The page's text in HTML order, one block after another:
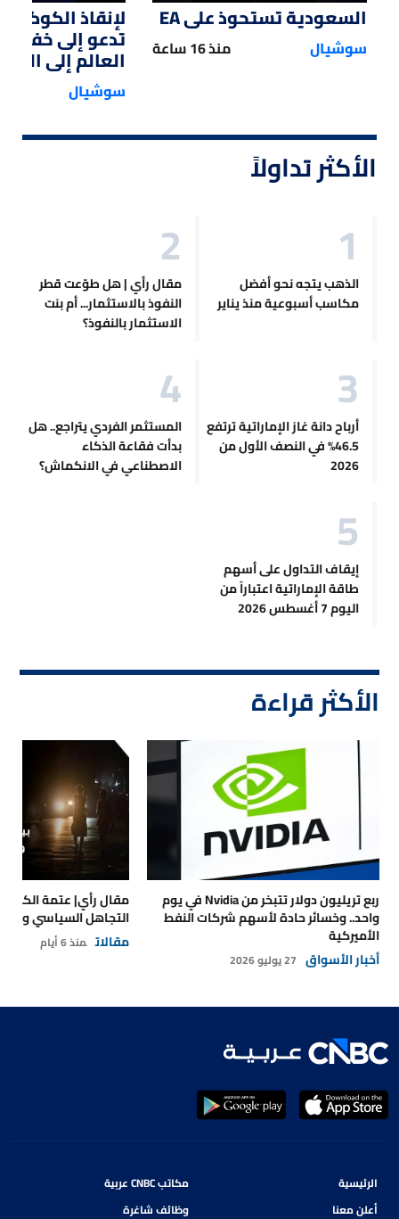
السعودية تستحوذ على EA
سوشيال منذ 16 ساعة
لإنقاذ
تدعو إلى
العالم إلى
سوشيال
الأكثر تداولاً
الذهب يتجه نحو أفضل
مكاسب أسبوعية منذ يناير
مقال رأي | هل طوّعت قطر
النفوذ بالاستثمار... أم بنت
الاستثمار بالنفوذ؟
أرباح دانة غاز الإماراتية ترتفع
46.5% في النصف الأول من
2026
المستثمر الفردي يتراجع.. هل
بدأت فقاعة الذكاء
الاصطناعي في الانكماش؟
إيقاف التداول على أسهم
طاقة الإماراتية اعتباراً من
اليوم 7 أغسطس 2026
الأكثر قراءة
ربع تريليون دولار تتبخر من Nvidia في يوم
واحد.. وخسائر حادة لأسهم شركات النفط
الأميركية
أخبار الأسواق 27 يوليو 2026
مقال رأي| عتمة
التجاهل السياسي
مقالات منذ 6 أيام
الرئيسية
أعلن معنا
مكاتب CNBC عربية
وظائف شاغرة